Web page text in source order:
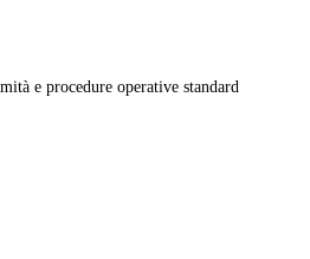
e procedure operative standard